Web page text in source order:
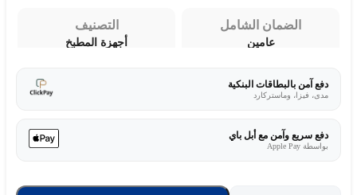
الضمان الشامل
عامين
التصنيف
أجهزة المطبخ
دفع آمن بالبطاقات البنكية
مدى، فيزا، وماستركارد
دفع سريع وآمن مع أبل باي
بواسطة Apple Pay